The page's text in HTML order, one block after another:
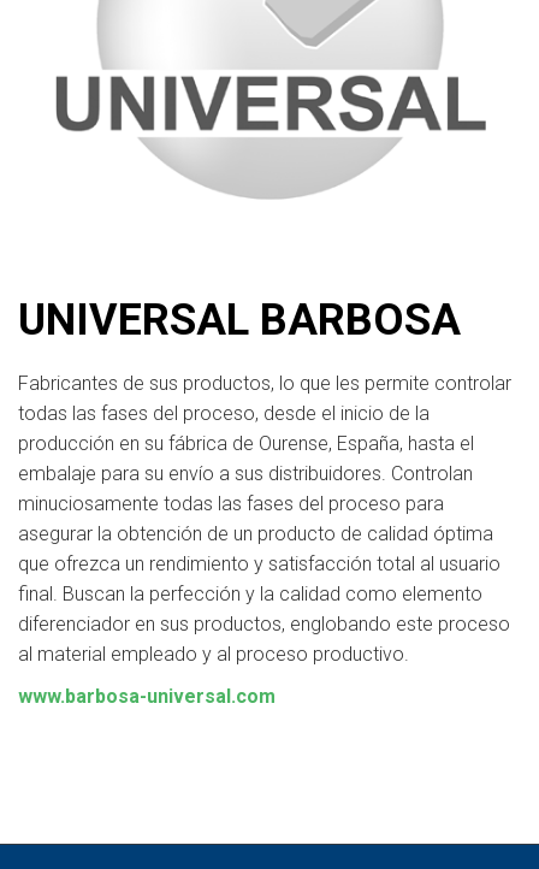
UNIVERSAL BARBOSA
Fabricantes de sus productos, lo que les permite controlar
todas las fases del proceso, desde el inicio de la
producción en su fábrica de Ourense, España, hasta el
embalaje para su envío a sus distribuidores. Controlan
minuciosamente todas las fases del proceso para
asegurar la obtención de un producto de calidad óptima
que ofrezca un rendimiento y satisfacción total al usuario
final. Buscan la perfección y la calidad como elemento
diferenciador en sus productos, englobando este proceso
al material empleado y al proceso productivo.
www.barbosa-universal.com